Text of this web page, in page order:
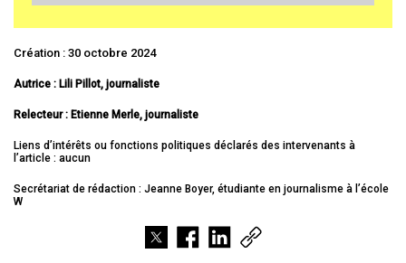
Création : 30 octobre 2024
Autrice : Lili Pillot, journaliste
Relecteur : Etienne Merle, journaliste
Liens d’intérêts ou fonctions politiques déclarés des intervenants à
l’article : aucun
Secrétariat de rédaction : Jeanne Boyer, étudiante en journalisme à l’école
W